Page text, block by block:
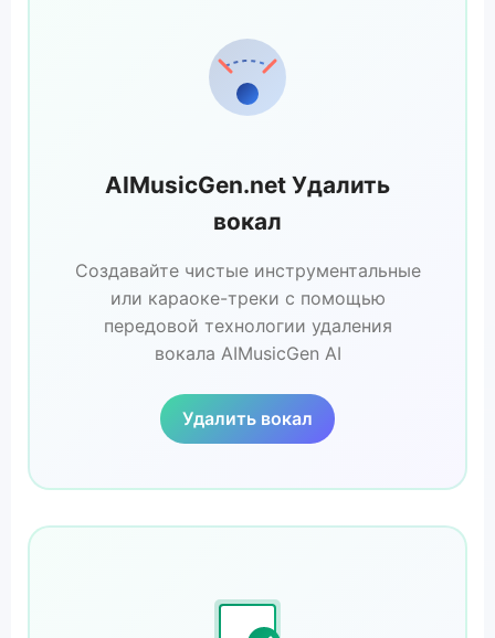
AIMusicGen.net Удалить
вокал
Создавайте чистые инструментальные
или караоке-треки с помощью
передовой технологии удаления
вокала AIMusicGen AI
Удалить вокал